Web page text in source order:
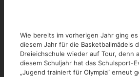
Wie bereits im vorherigen Jahr ging
diesem Jahr für die Basketballmädels
Dreieichschule wieder auf Tour, denn
diesem Schuljahr hat das Schulsport-
„Jugend trainiert für Olympia“ erneut